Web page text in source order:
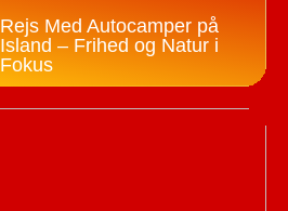
Rejs Med Autocamper på
Island – Frihed og Natur i
Fokus